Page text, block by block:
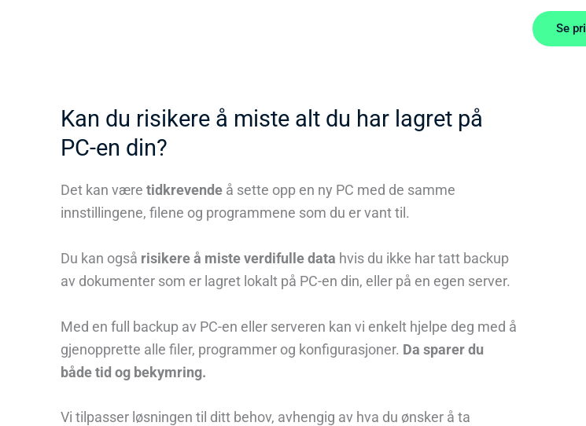
Se
Kan du risikere å miste alt du har lagret på
PC-en din?
Det kan væretidkrevende å sette opp en ny PC med de samme
innstillingene, filene og programmene som du er vant til.
Du kan også risikere å miste verdifulle data hvis du ikke har tatt backup
av dokumenter som er lagret lokalt på PC-en din, eller på en egen server.
Med en full backup av PC-en eller serveren kan vi enkelt hjelpe deg med å
gjenopprette alle filer, programmer og konfigurasjoner. Da sparer du
både tid og bekymring.
Vi tilpasser løsningen til ditt behov, avhengig av hva du ønsker å ta